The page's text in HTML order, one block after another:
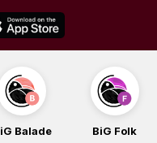
BiG Folk BiG iG